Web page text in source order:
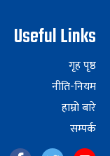
Useful Links
गृह पृष्ठ
नीति-नियम
हाम्रो बारे
सम्पर्क